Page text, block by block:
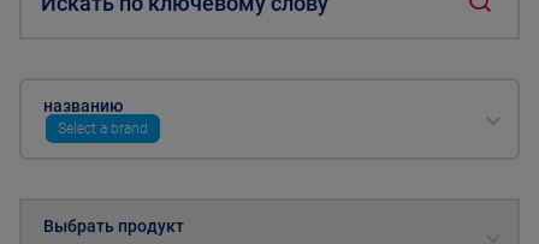
названию
Select a brand
Выбрать продукт